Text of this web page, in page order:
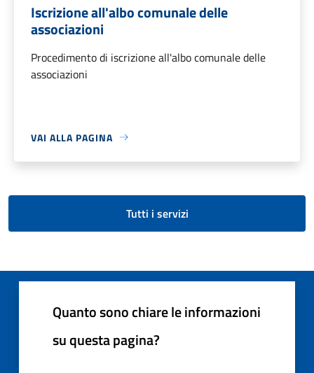
Iscrizione all'albo comunale delle
associazioni
Procedimento di iscrizione all'albo comunale delle
associazioni
VAI ALLA PAGINA
Tutti i servizi
Quanto sono chiare le informazioni
su questa pagina?